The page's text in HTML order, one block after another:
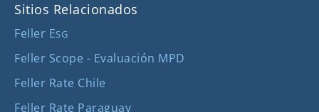
Sitios Relacionados
Feller ESG
Feller Scope - Evaluación MPD
Feller Rate Chile
Feller Rate Paraguay